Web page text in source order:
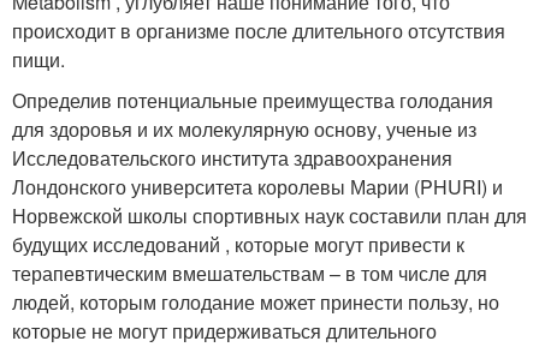
происходит в организме после длительного отсутствия
пищи.
Определив потенциальные преимущества голодания
для здоровья и их молекулярную основу, ученые из
Исследовательского института здравоохранения
Лондонского университета королевы Марии (PHURI) и
Норвежской школы спортивных наук составили план для
будущих исследований , которые могут привести к
терапевтическим вмешательствам – в том числе для
людей, которым голодание может принести пользу, но
которые не могут придерживаться длительного